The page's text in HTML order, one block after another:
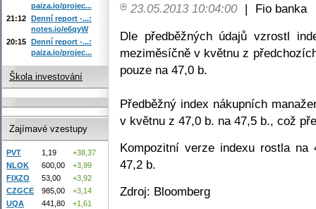
23.05.2013 10:04:00 |
Fio banka
Dle předběžných údajů vzrostl
meziměsíčně v květnu z
pouze na 47,0 b.
Předběžný index nákupních
v květnu z 47,0 b. na 47,5 b., což
Kompozitní verze indexu rostla
47,2 b.
Zdroj: Bloomberg
paiza.io/projec...
21:12 Denní report -...:
notes.io/e6qyW
20:15 Denní report -...:
paiza.io/projec...
Škola investování
Zajímavé vzestupy
PVT 1,19
+38,37
NLOK
600,00
+3,99
FIXZO
53,00
+3,92
CZGCE
985,00
+3,14
UQA
441,80 +1,61